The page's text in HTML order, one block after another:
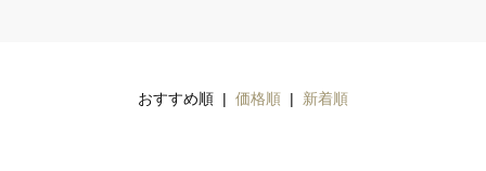
おすすめ順 | 価格順 | 新着順